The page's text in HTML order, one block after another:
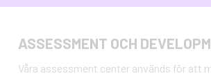
ASSESSMENT OCH
Våra assessment center används för att